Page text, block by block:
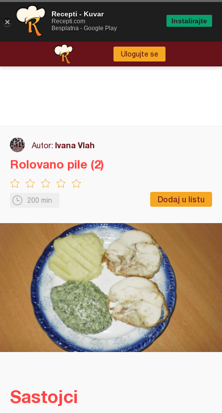
Ulogujte se
Autor: Ivana Vlah
200 min Dodaj u listu
Rolovano pile (2)
Sastojci
Recepti - Kuvar
Recepti.com
Besplatna - Google Play
Instalirajte